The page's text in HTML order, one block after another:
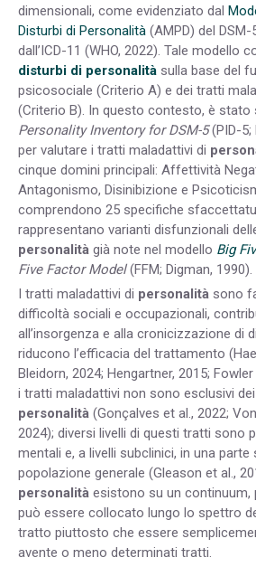
dimensionali, come evidenziato dal
Disturbi di Personalità (AMPD) del
dall’ICD-11 (WHO, 2022). Tale modello
disturbi di personalità sulla base del
psicosociale (Criterio A) e dei tratti
(Criterio B). In questo contesto, è stato
Personality Inventory for DSM-5(PID-5;
per valutare i tratti maladattivi di
cinque domini principali: Affettività
Antagonismo, Disinibizione e
comprendono 25 specifiche
rappresentano varianti disfunzionali
personalità già note nel modello Big
Five Factor Model(FFM; Digman, 1990).
I tratti maladattivi di personalità sono
difficoltà sociali e occupazionali,
all’insorgenza e alla cronicizzazione di
riducono l’efficacia del trattamento
Bleidorn, 2024; Hengartner, 2015;
i tratti maladattivi non sono esclusivi dei
personalità (Gonçalves et al., 2022;
2024); diversi livelli di questi tratti sono
mentali e, a livelli subclinici, in una parte
popolazione generale (Gleason et al.,
personalità esistono su un continuum,
può essere collocato lungo lo spettro
tratto piuttosto che essere
avente o meno determinati tratti.